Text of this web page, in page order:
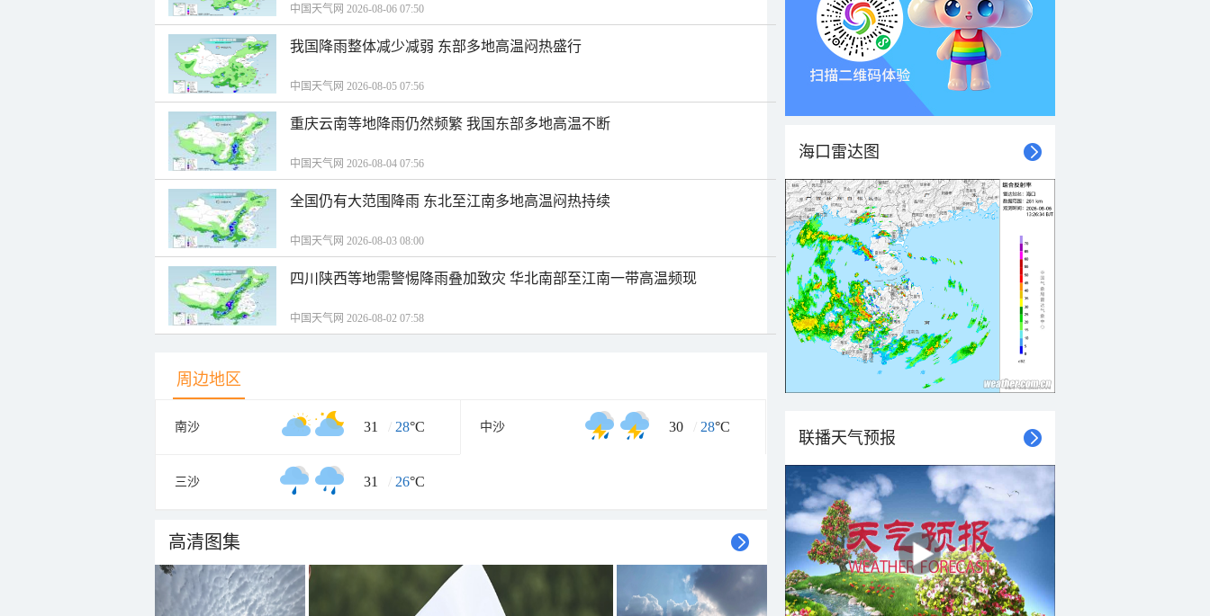
中国天气网 2026-08-06 07:50
我国降雨整体减少减弱 东部多地高温闷热盛行
中国天气网 2026-08-05 07:56
重庆云南等地降雨仍然频繁 我国东部多地高温不断
中国天气网 2026-08-04 07:56
全国仍有大范围降雨 东北至江南多地高温闷热持续
中国天气网 2026-08-03 08:00
四川陕西等地需警惕降雨叠加致灾 华北南部至江南一带高温频现
中国天气网 2026-08-02 07:58
周边地区
南沙 31 / 28°C 中沙 30 / 28°C
三沙 31 / 26°C
高清图集
海口雷达图
联播天气预报